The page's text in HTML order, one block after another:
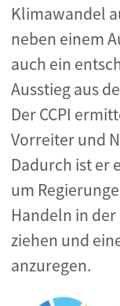
Klimawandel
neben einem
auch ein
Ausstieg aus
Der CCPI
Vorreiter und
Dadurch ist er
um
Handeln in
ziehen und
anzuregen.